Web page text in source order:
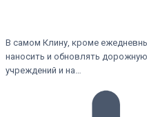
В самом Клину, кроме
наносить и обновлять
учреждений и на…